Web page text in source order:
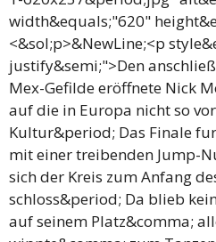
width&equals;"620"
<&sol;p>&NewLine;<p
justify&semi;">Den
Mex-Gefilde eröffnete Nick
auf die in Europa nicht so
Kultur&period; Das Finale
mit einer treibenden Jump-
sich der Kreis zum Anfang
schloss&period; Da blieb
auf seinem Platz&comma;